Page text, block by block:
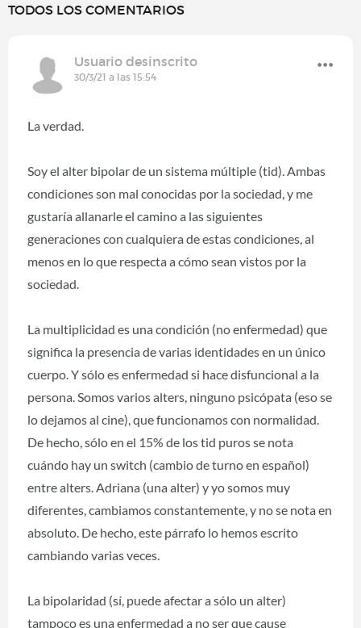
TODOS LOS COMENTARIOS
Usuario desinscrito
30/3/21 a las 15:54
La verdad.
Soy el alter bipolar de un sistema múltiple (tid). Ambas
condiciones son mal conocidas por la sociedad, y me
gustaría allanarle el camino a las siguientes
generaciones con cualquiera de estas condiciones, al
menos en lo que respecta a cómo sean vistos por la
sociedad.
La multiplicidad es una condición (no enfermedad) que
significa la presencia de varias identidades en un único
cuerpo. Y sólo es enfermedad si hace disfuncional a la
persona. Somos varios alters, ninguno psicópata (eso se
lo dejamos al cine), que funcionamos con normalidad.
De hecho, sólo en el 15% de los tid puros se nota
cuándo hay un switch (cambio de turno en español)
entre alters. Adriana (una alter) y yo somos muy
diferentes, cambiamos constantemente, y no se nota en
absoluto. De hecho, este párrafo lo hemos escrito
cambiando varias veces.
La bipolaridad (sí, puede afectar a sólo un alter)
tampoco es una enfermedad a no ser que cause